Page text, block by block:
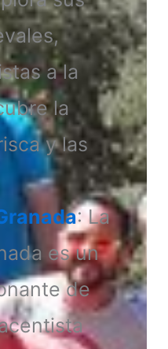
a la
la
y las
: La
es un
de